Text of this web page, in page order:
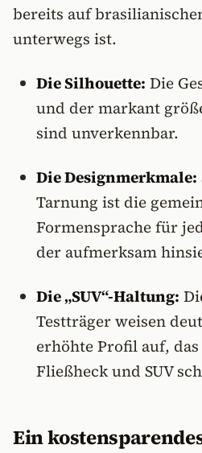
bereits auf
unterwegs ist.
Die Silhouette: Die
und der markant
sind unverkennbar.
Die Designmerkmale:
Tarnung ist die
Formensprache für
der aufmerksam
Die „SUV“-Haltung:
Testträger weisen
erhöhte Profil auf,
Fließheck und SUV
Ein